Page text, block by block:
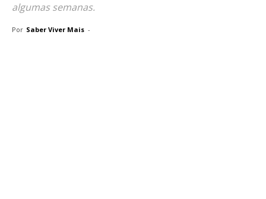
algumas semanas.
Por Saber Viver Mais -